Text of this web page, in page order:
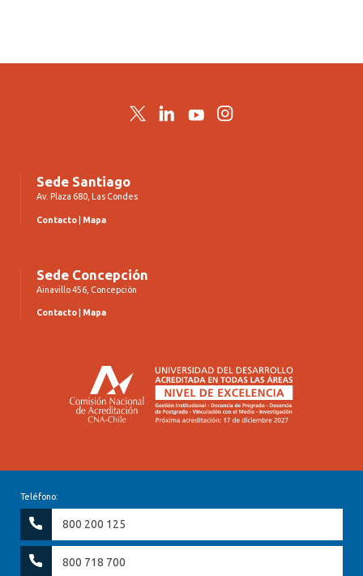
TwitterLinkedInYouTubeInstagram
Sede Santiago
Av. Plaza 680, Las Condes
Contacto Mapa
Sede Concepción
Ainavillo 456, Concepción
Contacto Mapa
Teléfono:
800 200 125
800 718 700